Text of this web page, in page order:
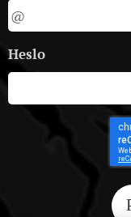
Heslo